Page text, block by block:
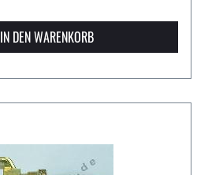
IN DEN WARENKORB